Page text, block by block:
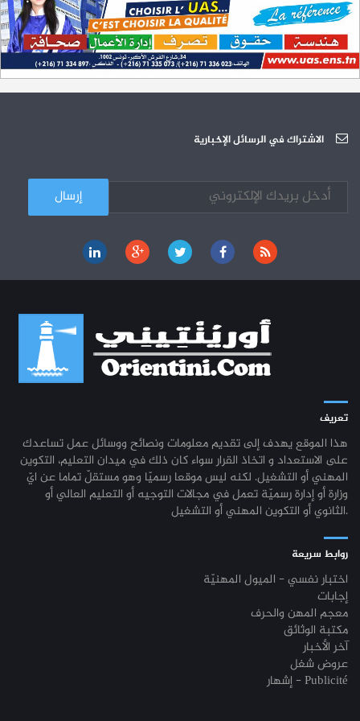
31-12
L'Université Arabe des Sciences : Avis à tous les étudiant(e)s
12-05 200 منحة لطلبة الطب التونسيين في جامعة هارفارد ‏الأمريكية‏
26-10 الجامعة العربية للعلوم تونس (U.A.S) : عرض لآخر إصدارات دار اليمامة
03-10 الجامعة العربية للعلوم : دورة تكوينية
كل الأخبار
الاشتراك في الرسائل الإخبارية
تعريف
هذا الموقع يهدف إلى تقديم معلومات ونصائح ووسائل عمل تساعدك
على الاستعداد و اتخاذ القرار سواء كان ذلك في ميدان التعليم، التكوين
المهني أو التشغيل. لكنه ليس موقعا رسميّا وهو مستقلّ تماما عن ايّ
وزارة أو إدارة رسميّة تعمل في مجالات التوجيه أو التعليم العالي أو
الثانوي أو التكوين المهني أو التشغيل.
روابط سريعة
اختبار نفسي - الميول المهنيّة
إجابات
معجم المهن والحرف
مكتبة الوثائق
آخر الأخبار
عروض شغل
إشهار - Publicité